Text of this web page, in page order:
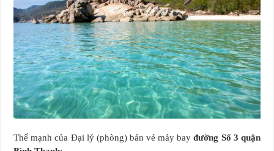
Thế mạnh của Đại lý (phòng) bán vé máy bayđường Số 3 quận